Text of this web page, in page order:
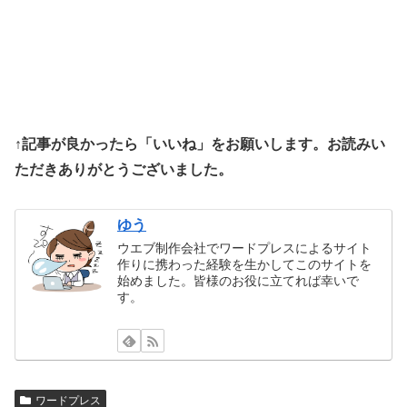
↑記事が良かったら「いいね」をお願いします。お読みい
ただきありがとうございました。
ゆう
ウエブ制作会社でワードプレスによるサイト
作りに携わった経験を生かしてこのサイトを
始めました。皆様のお役に立てれば幸いで
す。
ワードプレス